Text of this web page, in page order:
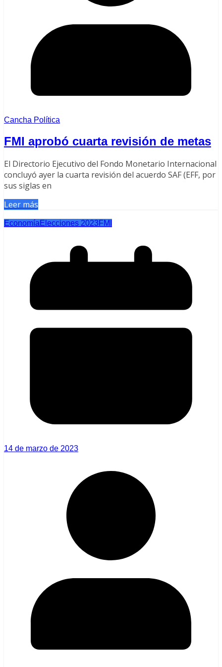
Cancha Política
FMI aprobó cuarta revisión de metas
El Directorio Ejecutivo del Fondo Monetario Internacional
concluyó ayer la cuarta revisión del acuerdo SAF (EFF, por
sus siglas en
Leer más
Economía Elecciones 2023 FMI
14 de marzo de 2023